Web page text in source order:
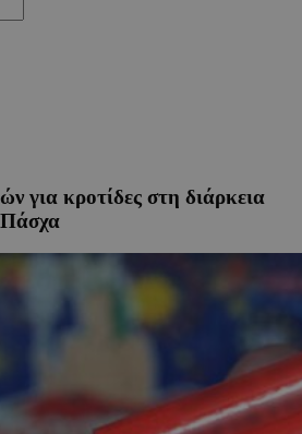
για κροτίδες στη διάρκεια
Πάσχα